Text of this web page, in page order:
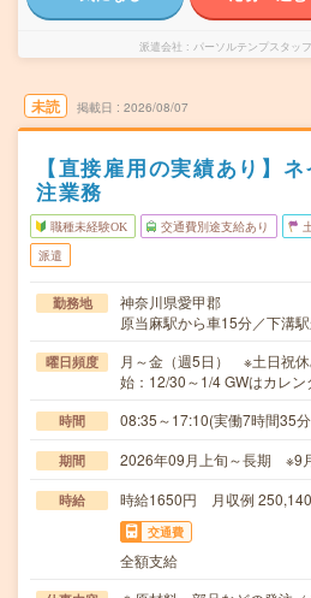
派遣会社 パーソルテンプスタッ
未読 掲載日 2026/08/07
【直接雇用の実績あり】
注業務
職種未経験OK 交通費別途支給あり
派遣
勤務地
神奈川県愛甲郡
原当麻駅から車15分／下溝
曜日頻度
月～金（週5日） ※土日祝
始：12/30～1/4 GWはカレン
時間 08:35～17:10(実働7時間35
期間 2026年09月上旬～長期 ※9
時給 時給1650円 月収例
交通費
全額支給